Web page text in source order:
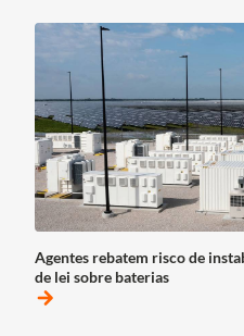
Agentes rebatem risco de
de lei sobre baterias
arrow_forward